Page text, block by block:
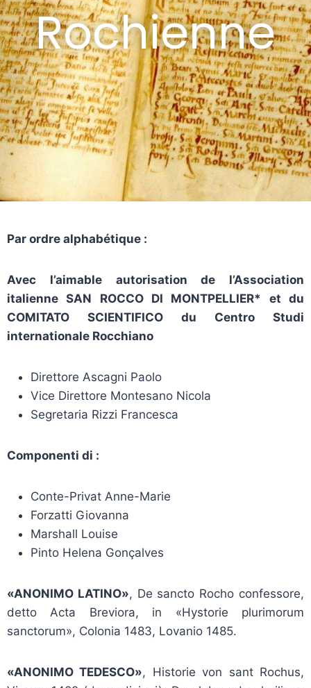
Rochienne
Par ordre alphabétique :
Avec l’aimable autorisation de l’Association
italienne SAN ROCCO DI MONTPELLIER* et du
COMITATO SCIENTIFICO du Centro Studi
internationale Rocchiano
Direttore Ascagni Paolo
Vice Direttore Montesano Nicola
Segretaria Rizzi Francesca
Componenti di :
Conte-Privat Anne-Marie
Forzatti Giovanna
Marshall Louise
Pinto Helena Gonçalves
«ANONIMO LATINO», De sancto Rocho confessore,
detto Acta Breviora, in «Hystorie plurimorum
sanctorum», Colonia 1483, Lovanio 1485.
«ANONIMO TEDESCO», Historie von sant Rochus,